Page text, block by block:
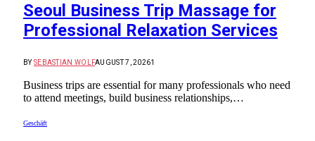
Seoul Business Trip Massage for
Professional Relaxation Services
BY SEBASTIAN WOLFAUGUST 7, 20261
Business trips are essential for many professionals who need
to attend meetings, build business relationships,…
Geschäft